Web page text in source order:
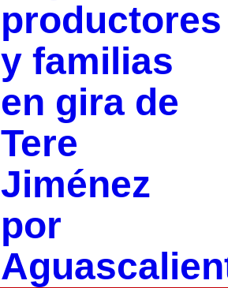
productores
y familias
en gira de
Tere
Jiménez
por